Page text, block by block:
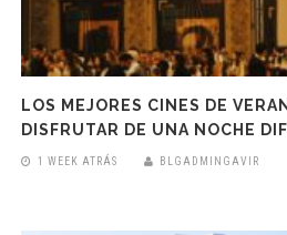
LOS MEJORES CINES DE
DISFRUTAR DE UNA NOCHE
1 WEEK ATRÁS BLGADMINGAVIR